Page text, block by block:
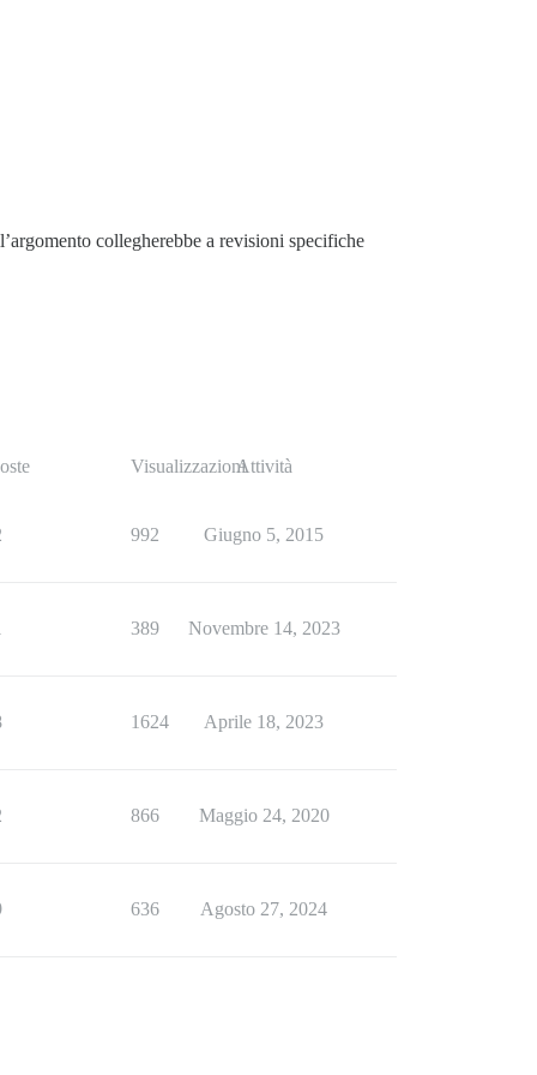
collegherebbe a revisioni specifiche
VisualizzazioniAttività
992 Giugno 5, 2015
389 Novembre 14, 2023
1624 Aprile 18, 2023
866 Maggio 24, 2020
636 Agosto 27, 2024